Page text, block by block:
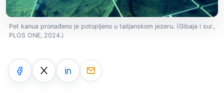
Pet kanua pronađeno je potopljeno u talijanskom jezeru. (Gibaja i sur.,
PLOS ONE, 2024.)